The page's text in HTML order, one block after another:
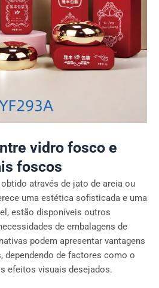
vidro fosco e
foscos
através de jato de areia ou
uma estética sofisticada e uma
estão disponíveis outros
de embalagens de
podem apresentar vantagens
dependendo de factores como o
efeitos visuais desejados.